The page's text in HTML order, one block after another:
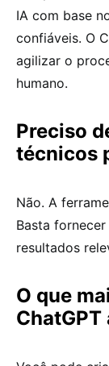
IA com base
confiáveis. O
agilizar o
humano.
Preciso
técnicos
Não. A
Basta
resultados
O que